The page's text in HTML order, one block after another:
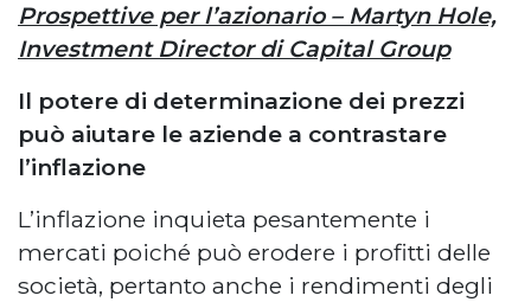
Prospettive per l’azionario – Martyn Hole,
Investment Director di Capital Group
Il potere di determinazione dei prezzi
può aiutare le aziende a contrastare
l’inflazione
L’inflazione inquieta pesantemente i
mercati poiché può erodere i profitti delle
società, pertanto anche i rendimenti degli